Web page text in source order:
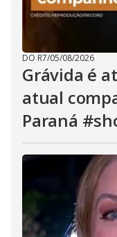
DO R7/05/08/2026
Grávida é
atual
Paraná